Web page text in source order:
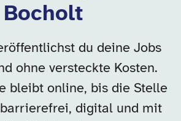
Bocholt
du deine Jobs
ohne versteckte Kosten.
bleibt online, bis die Stelle
digital und mit